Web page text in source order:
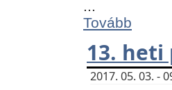
Tovább
13.
2017. 05. 03. -